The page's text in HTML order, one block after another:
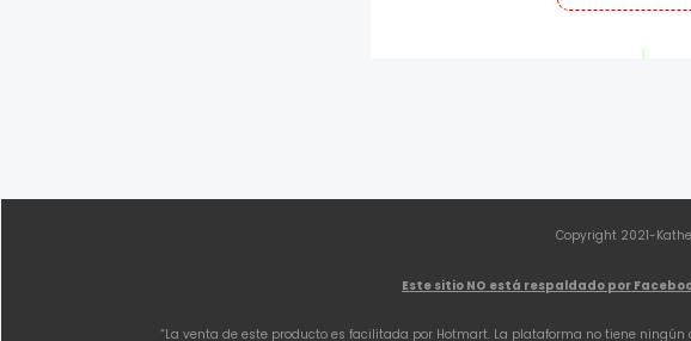
Copyright 2021-
Este sitio NO está respaldado por
“La venta de este producto es facilitada por Hotmart. La plataforma no tiene